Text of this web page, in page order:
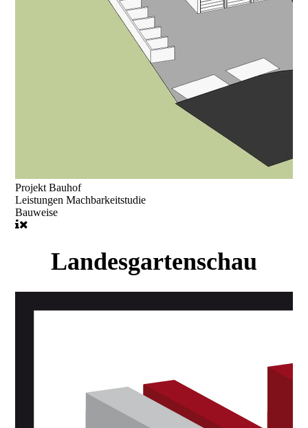
ProjektBauhof
LeistungenMachbarkeitstudie
Bauweise
Landesgartenschau